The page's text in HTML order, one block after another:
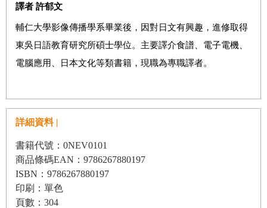
譯者 許郁文
輔仁大學影像傳播學系畢業後，因對日文有興趣，進修取得
東吳日語教育研究所碩士學位。主要譯介食譜、電子電機、
電腦應用、日本文化等類書籍，現職為專職譯者。
詳細資料 |
書籍代號：0NEV0101
商品條碼EAN：9786267880197
ISBN：9786267880197
印刷：單色
頁數：304